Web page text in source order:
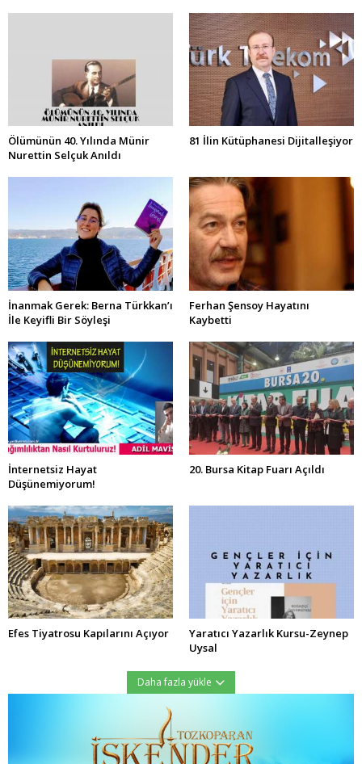
Ölümünün 40. Yılında Münir
Nurettin Selçuk Anıldı
81 İlin Kütüphanesi Dijitalleşiyor
İnanmak Gerek: Berna Türkkan’ı
İle Keyifli Bir Söyleşi
Ferhan Şensoy Hayatını
Kaybetti
İnternetsiz Hayat
Düşünemiyorum!
20. Bursa Kitap Fuarı Açıldı
Efes Tiyatrosu Kapılarını Açıyor
Yaratıcı Yazarlık Kursu-Zeynep
Uysal
Daha fazla yükle